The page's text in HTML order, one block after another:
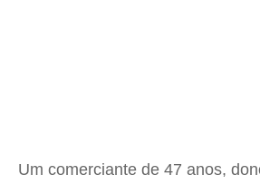
Um comerciante de 47 anos,